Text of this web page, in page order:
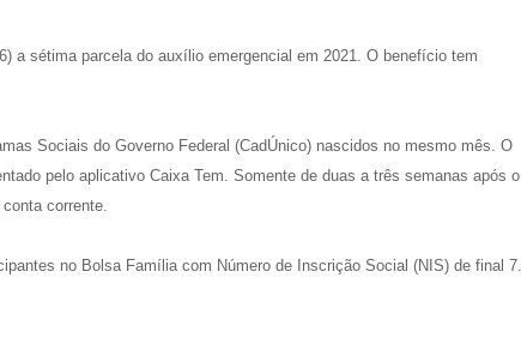
a sétima parcela do auxílio emergencial em 2021. O benefício tem
Sociais do Governo Federal (CadÚnico) nascidos no mesmo mês. O
pelo aplicativo Caixa Tem. Somente de duas a três semanas após o
corrente.
no Bolsa Família com Número de Inscrição Social (NIS) de final 7.